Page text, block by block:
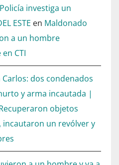
investiga un
ESTE en Maldonado
a un hombre
CTI
dos condenados
y arma incautada |
objetos
incautaron un revólver y